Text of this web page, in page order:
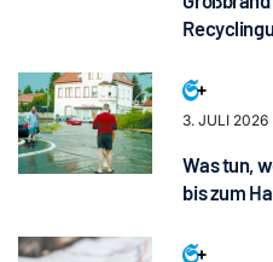
3. JULI 2026
Was tun,
bis zum